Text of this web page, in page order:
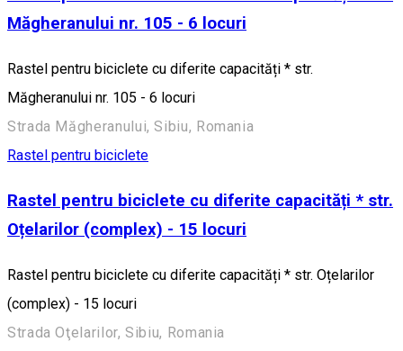
Măgheranului nr. 105 - 6 locuri
Rastel pentru biciclete cu diferite capacități * str.
Măgheranului nr. 105 - 6 locuri
Strada Măgheranului, Sibiu, Romania
Rastel pentru biciclete
Rastel pentru biciclete cu diferite capacități * str.
Oțelarilor (complex) - 15 locuri
Rastel pentru biciclete cu diferite capacități * str. Oțelarilor
(complex) - 15 locuri
Strada Oţelarilor, Sibiu, Romania